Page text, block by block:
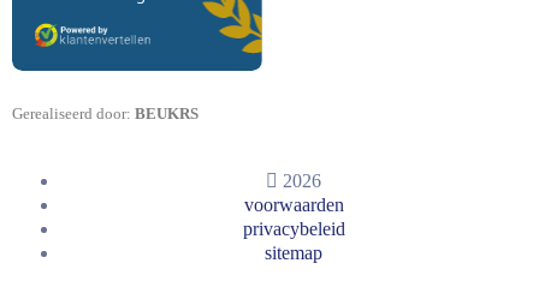
Gerealiseerd door: BEUKRS
2026
voorwaarden
privacybeleid
sitemap